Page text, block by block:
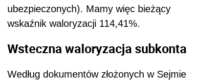
ubezpieczonych). Mamy więc bieżący
wskaźnik waloryzacji 114,41%.
Wsteczna waloryzacja subkonta
Według dokumentów złożonych w Sejmie